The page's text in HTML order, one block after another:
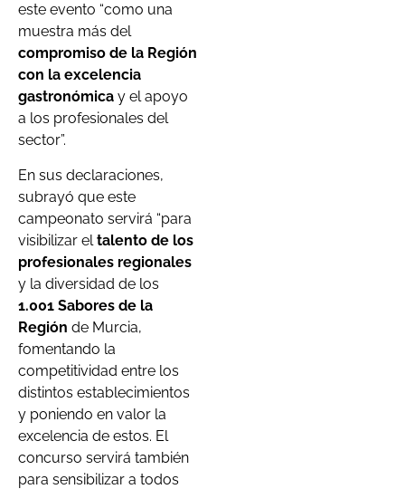
este evento “como una
muestra más del
compromiso de la Región
con la excelencia
gastronómica y el apoyo
a los profesionales del
sector”.
En sus declaraciones,
subrayó que este
campeonato servirá “para
visibilizar el talento de los
profesionales regionales
y la diversidad de los
1.001 Sabores de la
Región de Murcia,
fomentando la
competitividad entre los
distintos establecimientos
y poniendo en valor la
excelencia de estos. El
concurso servirá también
para sensibilizar a todos